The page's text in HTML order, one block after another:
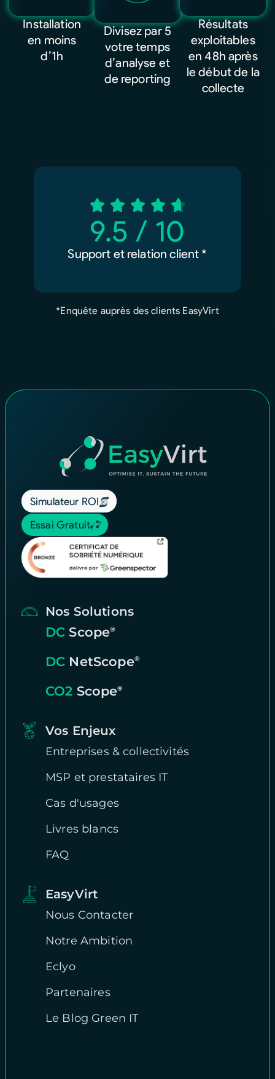
Installation
en moins
d’1h
Divisez par 5
votre temps
d’analyse et
de reporting
Résultats
exploitables
en 48h après
le début de la
collecte
9.5 / 10
Support et relation client *
*Enquête auprès des clients EasyVirt
Simulateur ROI
Essai Gratuit
Nos Solutions
DC Scope®
DC NetScope®
CO2 Scope®
Vos Enjeux
Entreprises & collectivités
MSP et prestataires IT
Cas d'usages
Livres blancs
FAQ
EasyVirt
Nous Contacter
Notre Ambition
Eclyo
Partenaires
Le Blog Green IT